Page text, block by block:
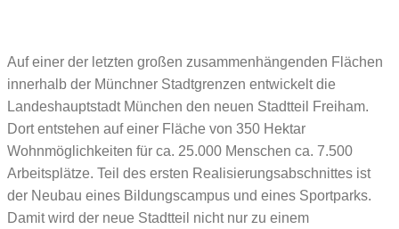
Auf einer der letzten großen zusammenhängenden Flächen
innerhalb der Münchner Stadtgrenzen entwickelt die
Landeshauptstadt München den neuen Stadtteil Freiham.
Dort entstehen auf einer Fläche von 350 Hektar
Wohnmöglichkeiten für ca. 25.000 Menschen ca. 7.500
Arbeitsplätze. Teil des ersten Realisierungsabschnittes ist
der Neubau eines Bildungscampus und eines Sportparks.
Damit wird der neue Stadtteil nicht nur zu einem